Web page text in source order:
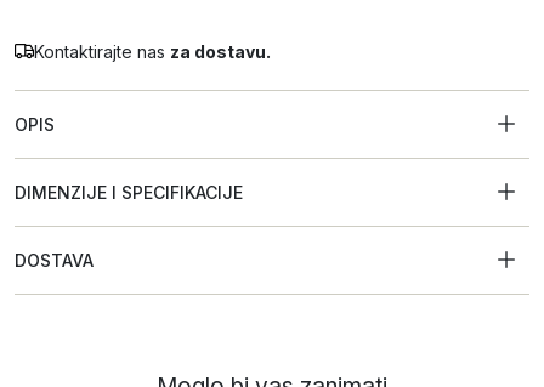
Kontaktirajte nas za dostavu.
OPIS
DIMENZIJE I SPECIFIKACIJE
DOSTAVA